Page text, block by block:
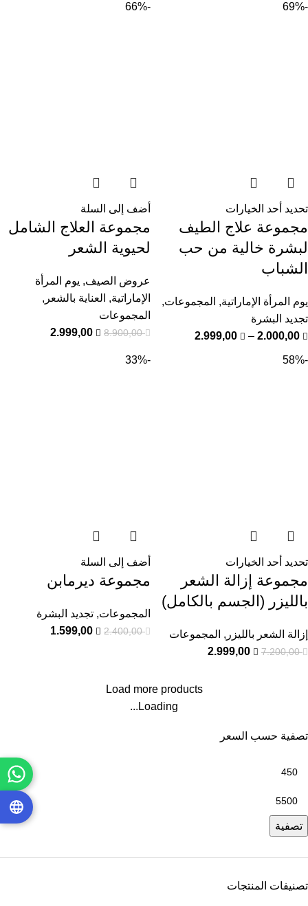
تصفية حسب السعر
تصفية
تصنيفات المنتجات
-69%
تحديد أحد الخيارات
مجموعة علاج الطيف
لبشرة خالية من حب
الشباب
يوم المرأة الإماراتية, المجموعات,
تجديد البشرة
2.000,00
–
2.999,00
-66%
أضف إلى السلة
مجموعة العلاج الشامل
لحيوية الشعر
عروض الصيف, يوم المرأة
الإماراتية, العناية بالشعر ,
المجموعات
8.900,00
2.999,00
-58%
تحديد أحد الخيارات
مجموعة إزالة الشعر
بالليزر (الجسم بالكامل)
إزالة الشعر بالليزر , المجموعات
7.200,00
2.999,00
-33%
أضف إلى السلة
مجموعة ديرمابن
المجموعات, تجديد البشرة
2.400,00
1.599,00
Load more products
Loading...